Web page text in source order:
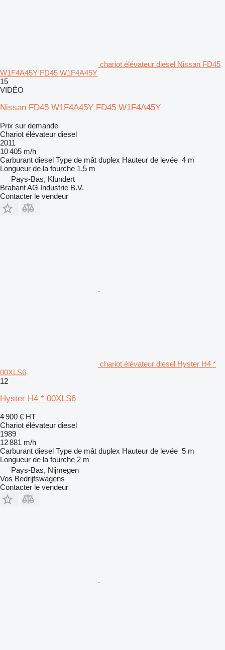
chariot élévateur diesel Nissan FD45
W1F4A45Y FD45 W1F4A45Y
15
VIDÉO
Nissan FD45 W1F4A45Y FD45 W1F4A45Y
Prix sur demande
Chariot élévateur diesel
2011
10 405 m/h
Carburant diesel Type de mât duplex Hauteur de levée 4 m
Longueur de la fourche 1,5 m
Pays-Bas, Klundert
Brabant AG Industrie B.V.
Contacter le vendeur
chariot élévateur diesel Hyster H4 *
00XLS6
12
Hyster H4 * 00XLS6
4 900 € HT
Chariot élévateur diesel
1989
12 881 m/h
Carburant diesel Type de mât duplex Hauteur de levée 5 m
Longueur de la fourche 2 m
Pays-Bas, Nijmegen
Vos Bedrijfswagens
Contacter le vendeur